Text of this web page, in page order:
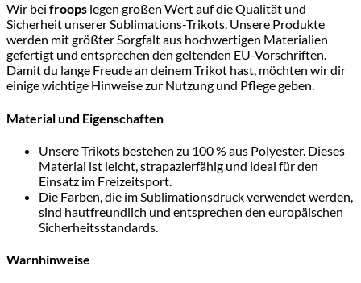
Wir bei froops legen großen Wert auf die Qualität und
Sicherheit unserer Sublimations-Trikots. Unsere Produkte
werden mit größter Sorgfalt aus hochwertigen Materialien
gefertigt und entsprechen den geltenden EU-Vorschriften.
Damit du lange Freude an deinem Trikot hast, möchten wir dir
einige wichtige Hinweise zur Nutzung und Pflege geben.
Material und Eigenschaften
Unsere Trikots bestehen zu 100 % aus Polyester. Dieses
Material ist leicht, strapazierfähig und ideal für den
Einsatz im Freizeitsport.
Die Farben, die im Sublimationsdruck verwendet werden,
sind hautfreundlich und entsprechen den europäischen
Sicherheitsstandards.
Warnhinweise